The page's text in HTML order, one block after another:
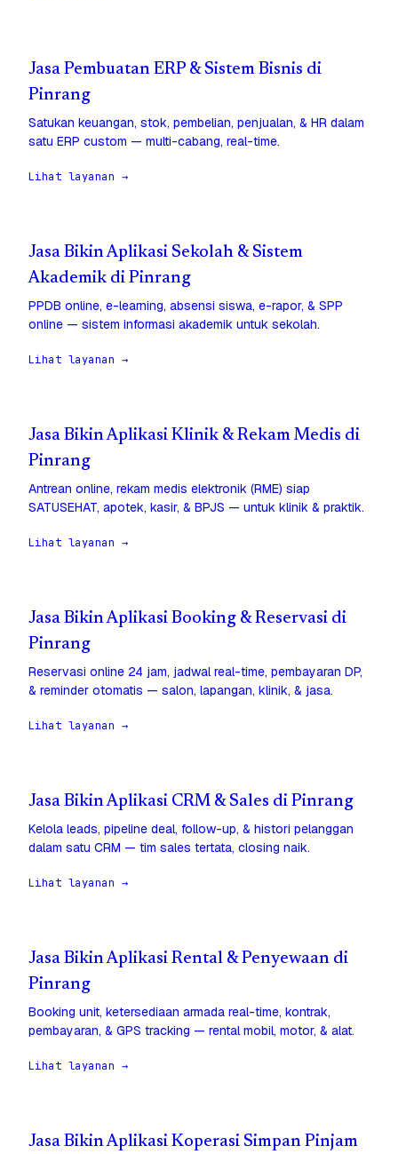
Jasa Pembuatan ERP & Sistem Bisnis di
Pinrang
Satukan keuangan, stok, pembelian, penjualan, & HR dalam
satu ERP custom — multi-cabang, real-time.
Lihat layanan →
Jasa Bikin Aplikasi Sekolah & Sistem
Akademik di Pinrang
PPDB online, e-learning, absensi siswa, e-rapor, & SPP
online — sistem informasi akademik untuk sekolah.
Lihat layanan →
Jasa Bikin Aplikasi Klinik & Rekam Medis di
Pinrang
Antrean online, rekam medis elektronik (RME) siap
SATUSEHAT, apotek, kasir, & BPJS — untuk klinik & praktik.
Lihat layanan →
Jasa Bikin Aplikasi Booking & Reservasi di
Pinrang
Reservasi online 24 jam, jadwal real-time, pembayaran DP,
& reminder otomatis — salon, lapangan, klinik, & jasa.
Lihat layanan →
Jasa Bikin Aplikasi CRM & Sales di Pinrang
Kelola leads, pipeline deal, follow-up, & histori pelanggan
dalam satu CRM — tim sales tertata, closing naik.
Lihat layanan →
Jasa Bikin Aplikasi Rental & Penyewaan di
Pinrang
Booking unit, ketersediaan armada real-time, kontrak,
pembayaran, & GPS tracking — rental mobil, motor, & alat.
Lihat layanan →
Jasa Bikin Aplikasi Koperasi Simpan Pinjam